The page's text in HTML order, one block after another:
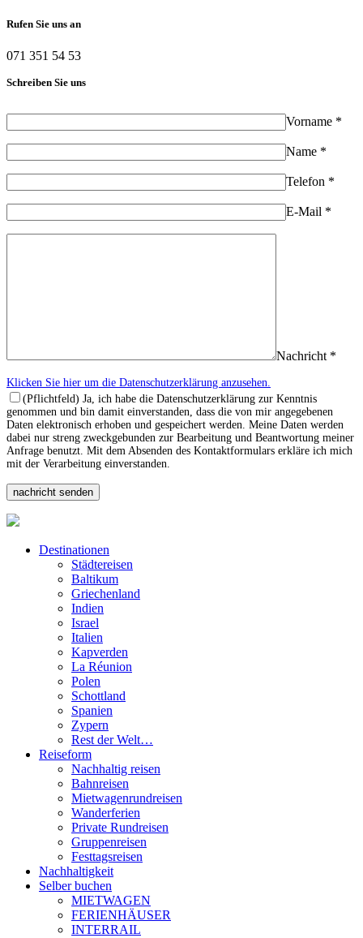
Rufen Sie uns an
071 351 54 53
Schreiben Sie uns
Vorname *
Name *
Telefon *
E-Mail *
Nachricht *
Klicken Sie hier um die Datenschutzerklärung anzusehen.
(Pflichtfeld) Ja, ich habe die Datenschutzerklärung zur Kenntnis
genommen und bin damit einverstanden, dass die von mir angegebenen
Daten elektronisch erhoben und gespeichert werden. Meine Daten werden
dabei nur streng zweckgebunden zur Bearbeitung und Beantwortung meiner
Anfrage benutzt. Mit dem Absenden des Kontaktformulars erkläre ich mich
mit der Verarbeitung einverstanden.
Destinationen
Städtereisen
Baltikum
Griechenland
Indien
Israel
Italien
Kapverden
La Réunion
Polen
Schottland
Spanien
Zypern
Rest der Welt…
Reiseform
Nachhaltig reisen
Bahnreisen
Mietwagenrundreisen
Wanderferien
Private Rundreisen
Gruppenreisen
Festtagsreisen
Nachhaltigkeit
Selber buchen
MIETWAGEN
FERIENHÄUSER
INTERRAIL